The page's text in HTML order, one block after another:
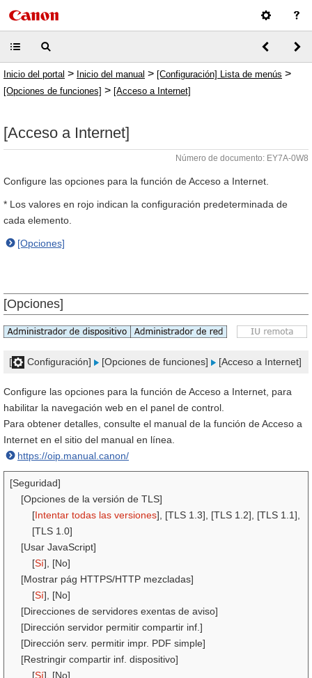
Inicio del portal > Inicio del manual > [Configuración] Lista de menús >
[Opciones de funciones] > [Acceso a Internet]
[Acceso a Internet]
Número de documento: EY7A-0W8
Configure las opciones para la función de Acceso a Internet.
* Los valores en rojo indican la configuración predeterminada de
cada elemento.
[Opciones]
[Opciones]
[ Configuración] [Opciones de funciones] [Acceso a Internet]
Configure las opciones para la función de Acceso a Internet, para
habilitar la navegación web en el panel de control.
Para obtener detalles, consulte el manual de la función de Acceso a
Internet en el sitio del manual en línea.
https://oip.manual.canon/
[Seguridad]
[Opciones de la versión de TLS]
[Intentar todas las versiones], [TLS 1.3], [TLS 1.2], [TLS 1.1],
[TLS 1.0]
[Usar JavaScript]
[Sí], [No]
[Mostrar pág HTTPS/HTTP mezcladas]
[Sí], [No]
[Direcciones de servidores exentas de aviso]
[Dirección servidor permitir compartir inf.]
[Dirección serv. permitir impr. PDF simple]
[Restringir compartir inf. dispositivo]
[Sí], [No]